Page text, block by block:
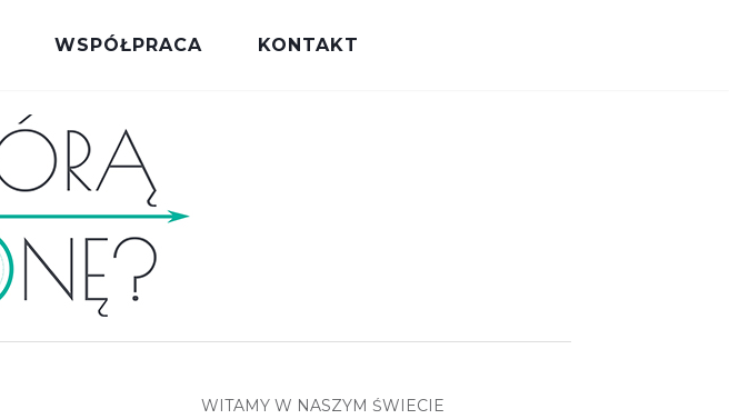
WSPÓŁPRACA KONTAKT
WITAMY W NASZYM ŚWIECIE